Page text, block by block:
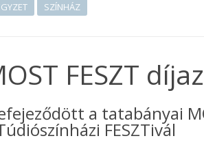
SZÍNHÁZ
FESZT
a tatabányai
FESZTivál